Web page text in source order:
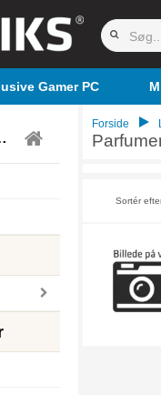
Gamer PC
Forside
Sortér